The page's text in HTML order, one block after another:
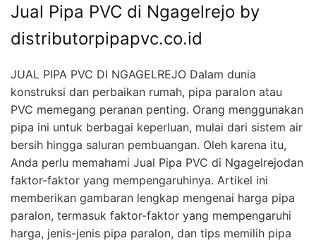
Jual Pipa PVC di Ngagelrejo by
distributorpipapvc.co.id
JUAL PIPA PVC DI NGAGELREJO Dalam dunia
konstruksi dan perbaikan rumah, pipa paralon atau
PVC memegang peranan penting. Orang menggunakan
pipa ini untuk berbagai keperluan, mulai dari sistem air
bersih hingga saluran pembuangan. Oleh karena itu,
Anda perlu memahami Jual Pipa PVC di Ngagelrejodan
faktor-faktor yang mempengaruhinya. Artikel ini
memberikan gambaran lengkap mengenai harga pipa
paralon, termasuk faktor-faktor yang mempengaruhi
harga, jenis-jenis pipa paralon, dan tips memilih pipa